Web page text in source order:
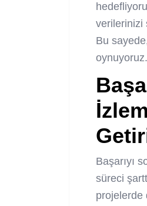
verilerinizi
Bu
oynuyoruz.
Başarıyı
süreci
projelerde